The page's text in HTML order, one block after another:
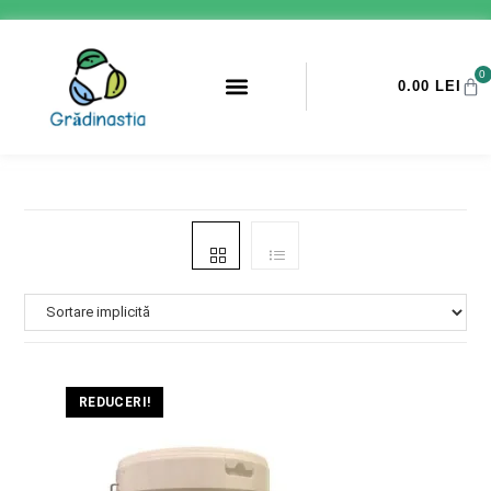
0.00 LEI
0
REDUCERI!